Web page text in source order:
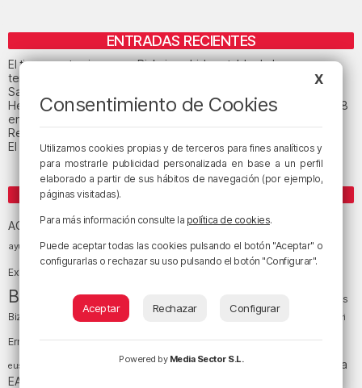
ENTRADAS RECIENTES
El tiempo este viernes en Bizkaia: subida notable de las
temperaturas máximas
San Juan de Gaztelugatxe cerrará el día del eclipse
Heridas dos personas en un accidente entre tres vehículos en la A8
en Muskiz
Recuperado el cuerpo sin vida de una mujer en la ría de Bilbao
El tiempo este jueves en Bizkaia: cielo muy nuboso
ACB Athletic Club Athletic Club de Bilbao
ayuntamiento de Bilbao baloncesto Barakaldo Basauri BEC (Bilbao
Exhibition Center) Bilbao Bilbao Basket Bizkaia
Bizkaia y sus comarcas
Cáritas
Bizkaia
Deusto Diócesis de Bilbao Egunon Bizkaia el tiempo Enkarterri
Ernesto Valverde Ertzaintza Euskadi (País Vasco)
euskera fútbol Gobierno vasco juanma jubera
LaLiga
EA Sports
X
Consentimiento de Cookies
Utilizamos cookies propias y de terceros para fines analíticos y
para mostrarle publicidad personalizada en base a un perfil
elaborado a partir de sus hábitos de navegación (por ejemplo,
páginas visitadas).
Para más información consulte la política de cookies.
Puede aceptar todas las cookies pulsando el botón "Aceptar" o
configurarlas o rechazar su uso pulsando el botón "Configurar".
Aceptar Rechazar Configurar
Powered by Media Sector S.L.